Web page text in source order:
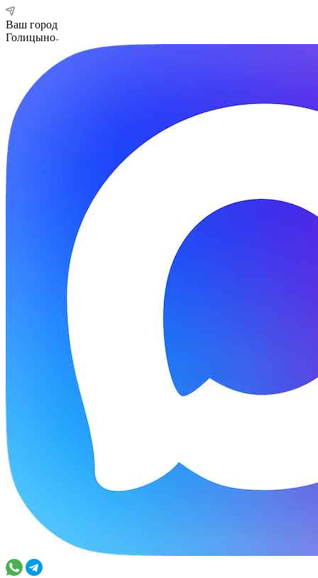
Ваш город
Голицыно